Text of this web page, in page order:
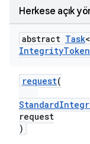
Herkese açık
abstract Task<
IntegrityToken
request(
request
)